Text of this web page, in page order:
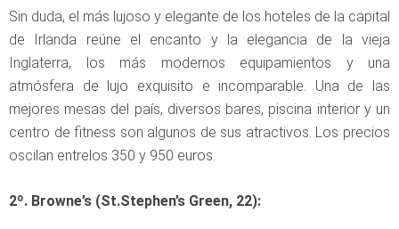
Sin duda, el más lujoso y elegante de los hoteles de la capital
de Irlanda reúne el encanto y la elegancia de la vieja
Inglaterra, los más modernos equipamientos y una
atmósfera de lujo exquisito e incomparable. Una de las
mejores mesas del país, diversos bares, piscina interior y un
centro de fitness son algunos de sus atractivos. Los precios
oscilan entrelos 350 y 950 euros.
2º. Browne’s (St.Stephen’s Green, 22):